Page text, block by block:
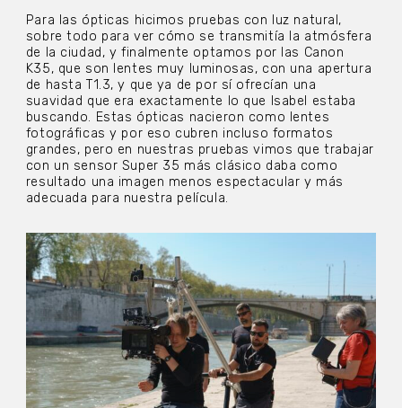
Para las ópticas hicimos pruebas con luz natural,
sobre todo para ver cómo se transmitía la atmósfera
de la ciudad, y finalmente optamos por las Canon
K35, que son lentes muy luminosas, con una apertura
de hasta T1.3, y que ya de por sí ofrecían una
suavidad que era exactamente lo que Isabel estaba
buscando. Estas ópticas nacieron como lentes
fotográficas y por eso cubren incluso formatos
grandes, pero en nuestras pruebas vimos que trabajar
con un sensor Super 35 más clásico daba como
resultado una imagen menos espectacular y más
adecuada para nuestra película.